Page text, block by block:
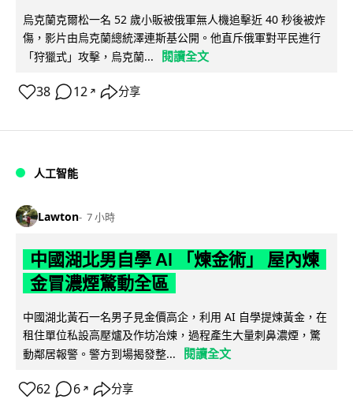
烏克蘭克爾松一名 52 歲小販被俄軍無人機追擊近 40 秒後被炸
傷，影片由烏克蘭總統澤連斯基公開。他直斥俄軍對平民進行
「狩獵式」攻擊，烏克蘭...
閱讀全文
38 12 ↗ 分享
人工智能
Lawton 7 小時
中國湖北男自學 AI 「煉金術」 屋內煉
金冒濃煙驚動全區
中國湖北黃石一名男子見金價高企，利用 AI 自學提煉黃金，在
租住單位私設高壓爐及作坊冶煉，過程產生大量刺鼻濃煙，驚
動鄰居報警。警方到場揭發整...
閱讀全文
62 6 ↗ 分享